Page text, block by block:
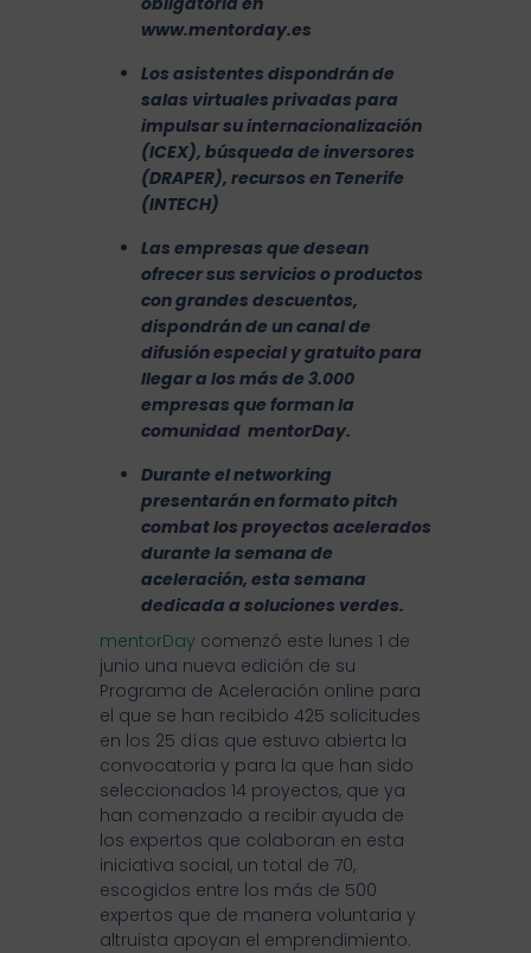
www.mentorday.es
Los asistentes dispondrán de
salas virtuales privadas para
impulsar su internacionalización
(ICEX), búsqueda de inversores
(DRAPER), recursos en Tenerife
(INTECH)
Las empresas que desean
ofrecer sus servicios o productos
con grandes descuentos,
dispondrán de un canal de
difusión especial y gratuito para
llegar a los más de 3.000
empresas que forman la
comunidad mentorDay.
Durante el networking
presentarán en formato pitch
combat los proyectos acelerados
durante la semana de
aceleración, esta semana
dedicada a soluciones verdes.
mentorDay comenzó este lunes 1 de
junio una nueva edición de su
Programa de Aceleración online para
el que se han recibido 425 solicitudes
en los 25 días que estuvo abierta la
convocatoria y para la que han sido
seleccionados 14 proyectos, que ya
han comenzado a recibir ayuda de
los expertos que colaboran en esta
iniciativa social, un total de 70,
escogidos entre los más de 500
expertos que de manera voluntaria y
altruista apoyan el emprendimiento.